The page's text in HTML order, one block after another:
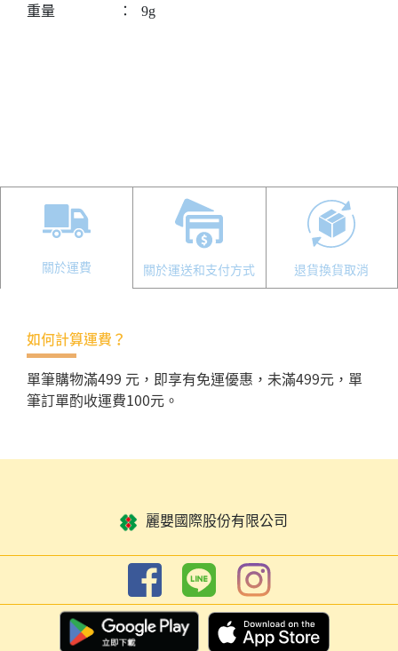
重量
： 9g
關於運費 關於運送和支付方式 退貨換貨取消
如何計算運費？
單筆購物滿499 元，即享有免運優惠，未滿499元，單
筆訂單酌收運費100元。
麗嬰國際股份有限公司